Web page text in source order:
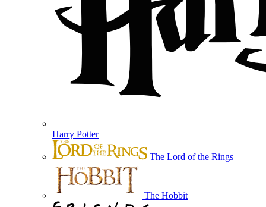
Harry Potter
The Lord of the Rings
The Hobbit